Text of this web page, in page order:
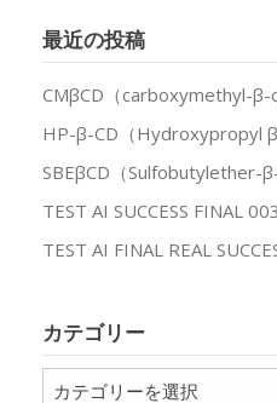
最近の投稿
CMβCD（carboxymethyl-β-
HP-β-CD（Hydroxypropyl
SBEβCD（Sulfobutylether-
TEST AI SUCCESS FINAL 003
TEST AI FINAL REAL
カテゴリー